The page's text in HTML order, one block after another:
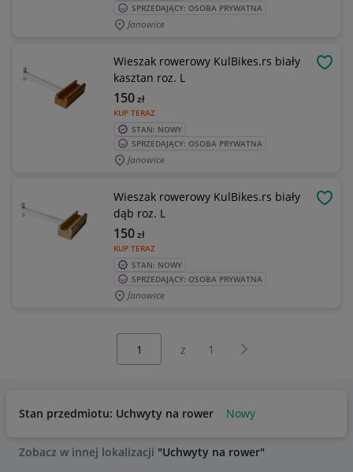
SPRZEDAJĄCY: OSOBA PRYWATNA
Janowice
Wieszak rowerowy KulBikes.rs biały
kasztan roz. L
KUP TERAZ
150zł
STAN: NOWY
SPRZEDAJĄCY: OSOBA PRYWATNA
Janowice
Wieszak rowerowy KulBikes.rs biały
dąb roz. L
KUP TERAZ
150zł
STAN: NOWY
SPRZEDAJĄCY: OSOBA PRYWATNA
Janowice
z 1 Następna strona
Stan przedmiotu: Uchwyty na rower Nowy
Zobacz w innej lokalizacji "Uchwyty na rower"